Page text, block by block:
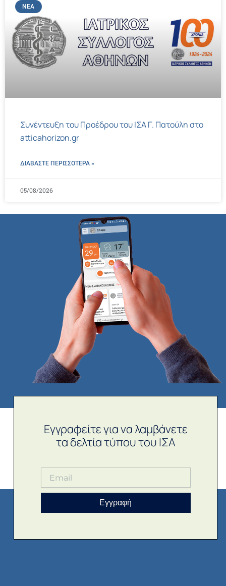
ΝΈΑ
Συνέντευξη του Προέδρου του ΙΣΑ Γ. Πατούλη στο
atticahorizon.gr
ΔΙΑΒΑΣΤΕ ΠΕΡΙΣΣΌΤΕΡΑ »
05/08/2026
Εγγραφείτε για να λαμβάνετε
τα δελτία τύπου του ΙΣΑ
Εγγραφή